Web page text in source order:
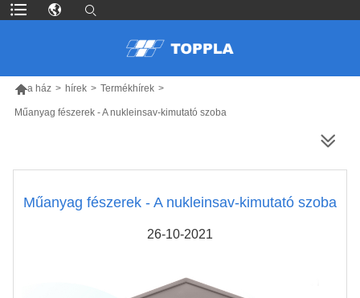
a ház > hírek > Termékhírek >
Műanyag fészerek - A nukleinsav-kimutató szoba
Műanyag fészerek - A nukleinsav-kimutató szoba
26-10-2021